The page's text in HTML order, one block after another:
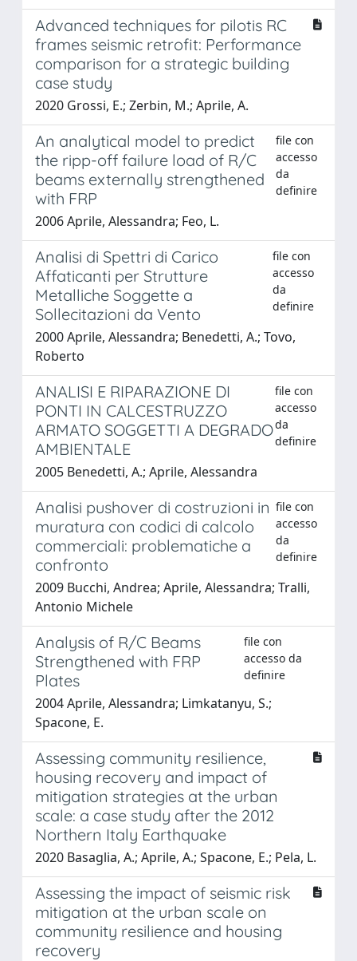
Advanced techniques for pilotis RC
frames seismic retrofit: Performance
comparison for a strategic building
case study
2020 Grossi, E.; Zerbin, M.; Aprile, A.
An analytical model to predict
the ripp-off failure load of R/C
beams externally strengthened
with FRP
file con
accesso
da
definire
2006 Aprile, Alessandra; Feo, L.
Analisi di Spettri di Carico
Affaticanti per Strutture
Metalliche Soggette a
Sollecitazioni da Vento
file con
accesso
da
definire
2000 Aprile, Alessandra; Benedetti, A.; Tovo,
Roberto
ANALISI E RIPARAZIONE DI
PONTI IN CALCESTRUZZO
ARMATO SOGGETTI A DEGRADO
AMBIENTALE
file con
accesso
da
definire
2005 Benedetti, A.; Aprile, Alessandra
Analisi pushover di costruzioni in
muratura con codici di calcolo
commerciali: problematiche a
confronto
file con
accesso
da
definire
2009 Bucchi, Andrea; Aprile, Alessandra; Tralli,
Antonio Michele
Analysis of R/C Beams
Strengthened with FRP
Plates
file con
accesso da
definire
2004 Aprile, Alessandra; Limkatanyu, S.;
Spacone, E.
Assessing community resilience,
housing recovery and impact of
mitigation strategies at the urban
scale: a case study after the 2012
Northern Italy Earthquake
2020 Basaglia, A.; Aprile, A.; Spacone, E.; Pela, L.
Assessing the impact of seismic risk
mitigation at the urban scale on
community resilience and housing
recovery